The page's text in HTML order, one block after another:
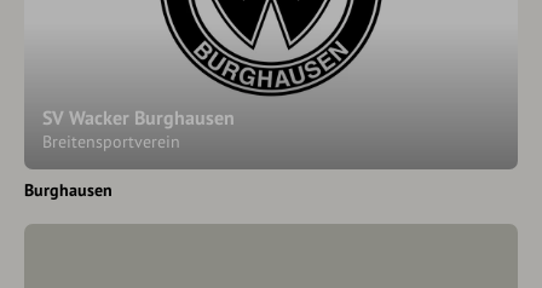
SV Wacker Burghausen
Breitensportverein
Burghausen